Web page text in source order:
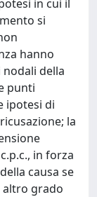
in cui il
si
hanno
della
punti
ipotesi di
la
in forza
causa se
altro grado